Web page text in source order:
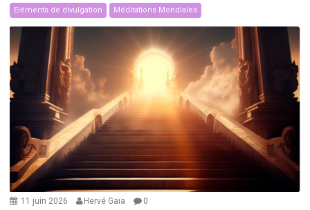
Eléments de divulgation Méditations Mondiales
11 juin 2026 Hervé Gaïa 0